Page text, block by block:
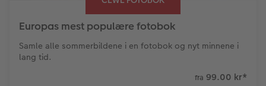
Europas mest populære fotobok
Samle alle sommerbildene i en fotobok og nyt minnene i
lang tid.
fra 99.00 kr*